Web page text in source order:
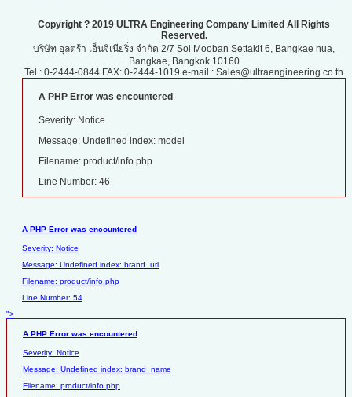
Copyright ? 2019 ULTRA Engineering Company Limited All Rights
Reserved.
บริษัท อุลตร้า เอ็นจิเนียริ่ง จำกัด 2/7 Soi Mooban Settakit 6, Bangkae nua,
Bangkae, Bangkok 10160
Tel : 0-2444-0844 FAX: 0-2444-1019 e-mail : Sales@ultraengineering.co.th
A PHP Error was encountered
Severity: Notice
Message: Undefined index: model
Filename: product/info.php
Line Number: 46
A PHP Error was encountered
Severity: Notice
Message: Undefined index: brand_url
Filename: product/info.php
Line Number: 54
">
A PHP Error was encountered
Severity: Notice
Message: Undefined index: brand_name
Filename: product/info.php